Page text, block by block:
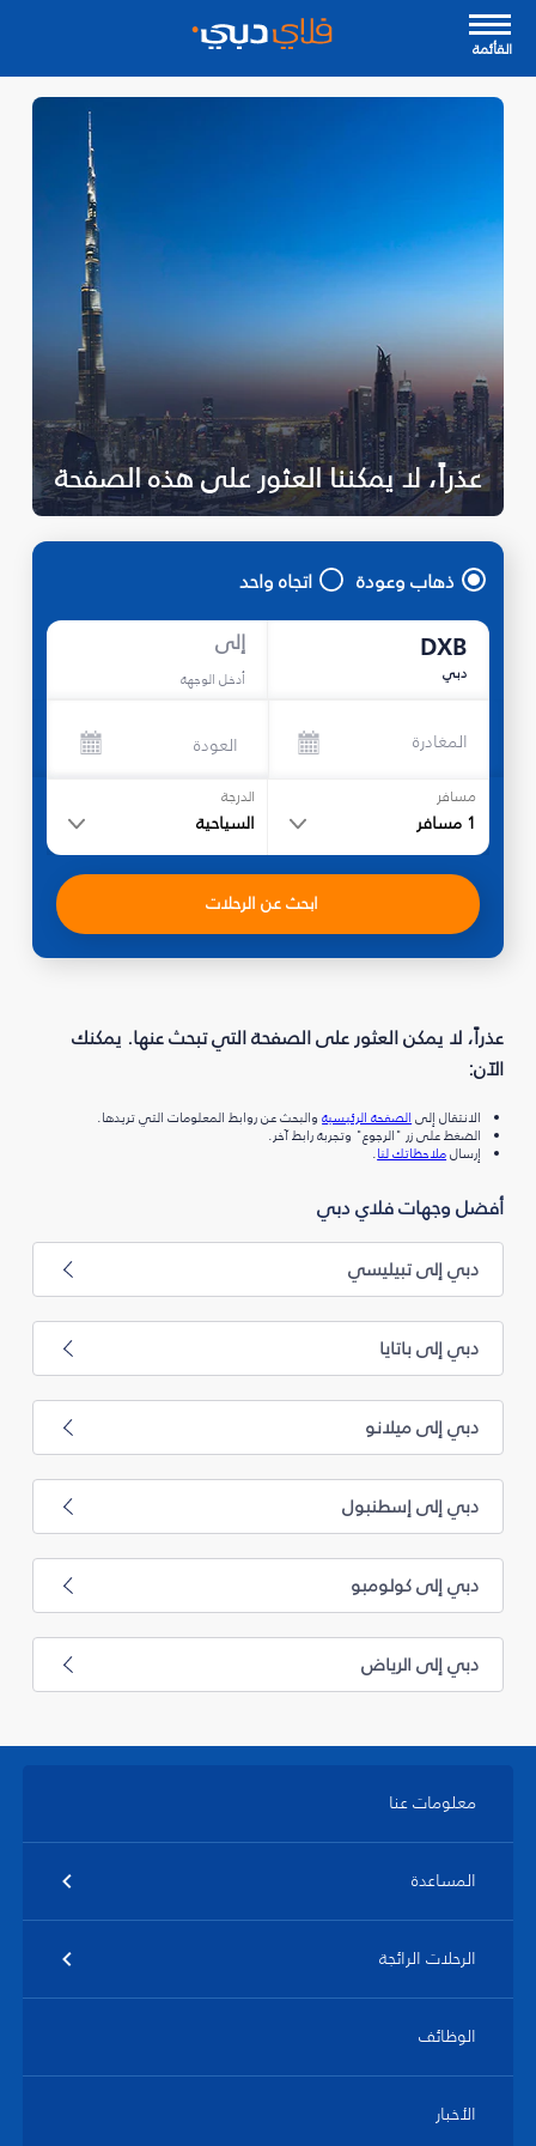
القأئمة
عذراً، لا يمكننا العثور على هذه الصفحة
ذهاب وعودة اتجاه واحد
DXB
دبي
إلى
أدخل الوجهة
المغادرة العودة
مسافر
1 مسافر
الدرجة
السياحية
ابحث عن الرحلات
عذراً، لا يمكن العثور على الصفحة التي تبحث عنها. يمكنك
الآن:
الانتقال إلىالصفحة الرئيسيةوالبحث عن روابط المعلومات التي تريدها.
الضغط على زر "الرجوع" وتجربة رابط آخر.
إرسالملاحظاتك لنا.
أفضل وجهات فلاي دبي
دبي إلى تبيليسي
دبي إلى باتايا
دبي إلى ميلانو
دبي إلى إسطنبول
دبي إلى كولومبو
دبي إلى الرياض
معلومات عنا
المساعدة
الرحلات الرائجة
الوظائف
الأخبار